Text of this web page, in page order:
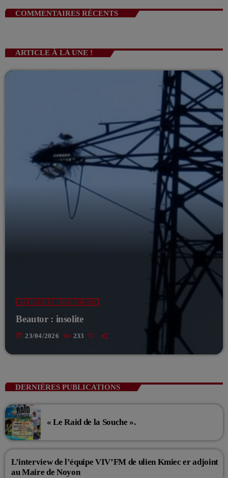
VIV L’APREM 16h/19h avec Déborah !
COMMENTAIRES RÉCENTS
ARTICLE À LA UNE !
ACTUALITÉS - BEAUTOR (02)
Beautor : insolite
today 23/04/2026 233
DERNIÈRES PUBLICATIONS
« Le Raid de la Souche ».
L’interview de l’équipe VIV’FM de ulien Kmiec er adjoint
au Maire de Noyon